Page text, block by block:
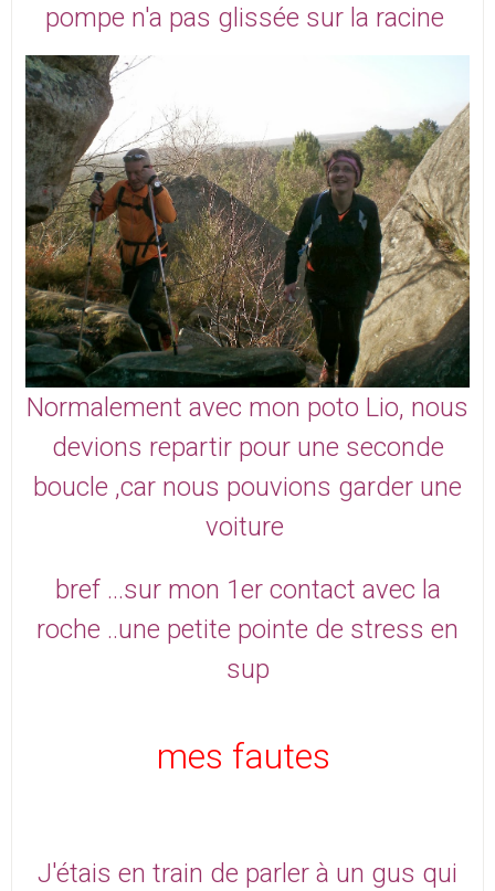
pompe n'a pas glissée sur la racine
Normalement avec mon poto Lio, nous
devions repartir pour une seconde
boucle ,car nous pouvions garder une
voiture
bref ...sur mon 1er contact avec la
roche ..une petite pointe de stress en
sup
mes fautes
J'étais en train de parler à un gus qui